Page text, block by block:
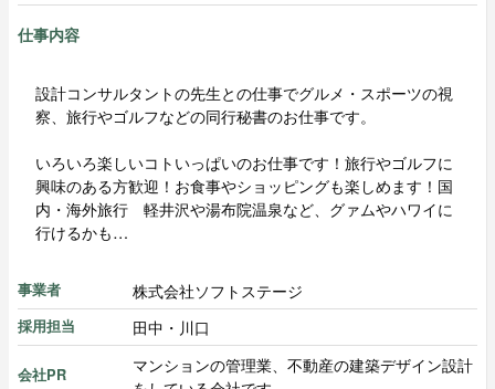
仕事内容
設計コンサルタントの先生との仕事でグルメ・スポーツの視
察、旅行やゴルフなどの同行秘書のお仕事です。
いろいろ楽しいコトいっぱいのお仕事です！旅行やゴルフに
興味のある方歓迎！お食事やショッピングも楽しめます！国
内・海外旅行 軽井沢や湯布院温泉など、グァムやハワイに
行けるかも…
事業者 株式会社ソフトステージ
採用担当 田中・川口
会社PR
マンションの管理業、不動産の建築デザイン設計